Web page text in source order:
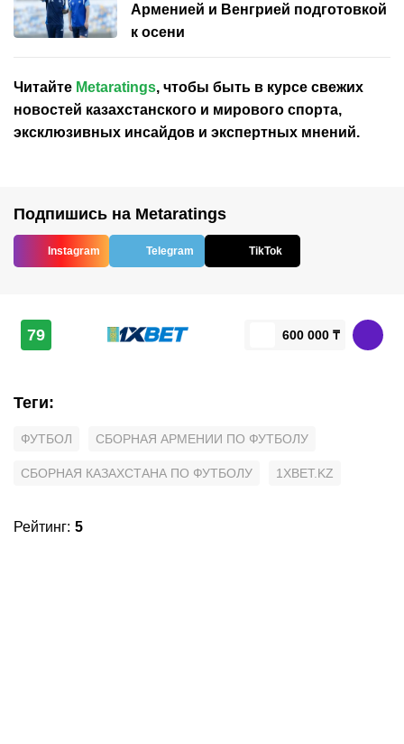
Арменией и Венгрией подготовкой
к осени
Читайте Metaratings, чтобы быть в курсе свежих
новостей казахстанского и мирового спорта,
эксклюзивных инсайдов и экспертных мнений.
Подпишись на Metaratings
Instagram Telegram TikTok
79 600 000 ₸
Теги:
ФУТБОЛ СБОРНАЯ АРМЕНИИ ПО ФУТБОЛУ
СБОРНАЯ КАЗАХСТАНА ПО ФУТБОЛУ 1XBET.KZ
Рейтинг: 5